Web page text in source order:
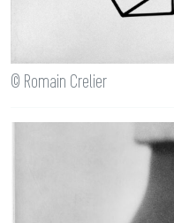
© Romain Crelier